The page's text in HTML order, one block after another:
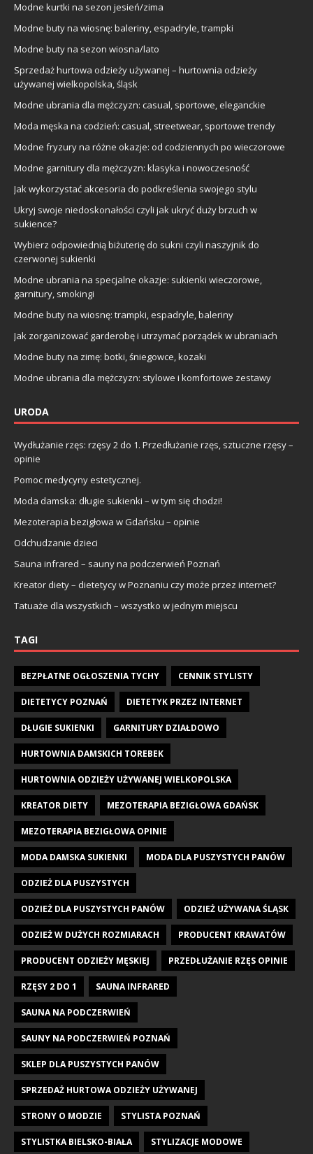
Modne kurtki na sezon jesień/zima
Modne buty na wiosnę: baleriny, espadryle, trampki
Modne buty na sezon wiosna/lato
Sprzedaż hurtowa odzieży używanej – hurtownia odzieży
używanej wielkopolska, śląsk
Modne ubrania dla mężczyzn: casual, sportowe, eleganckie
Moda męska na codzień: casual, streetwear, sportowe trendy
Modne fryzury na różne okazje: od codziennych po wieczorowe
Modne garnitury dla mężczyzn: klasyka i nowoczesność
Jak wykorzystać akcesoria do podkreślenia swojego stylu
Ukryj swoje niedoskonałości czyli jak ukryć duży brzuch w
sukience?
Wybierz odpowiednią biżuterię do sukni czyli naszyjnik do
czerwonej sukienki
Modne ubrania na specjalne okazje: sukienki wieczorowe,
garnitury, smokingi
Modne buty na wiosnę: trampki, espadryle, baleriny
Jak zorganizować garderobę i utrzymać porządek w ubraniach
Modne buty na zimę: botki, śniegowce, kozaki
Modne ubrania dla mężczyzn: stylowe i komfortowe zestawy
URODA
Wydłużanie rzęs: rzęsy 2 do 1. Przedłużanie rzęs, sztuczne rzęsy –
opinie
Pomoc medycyny estetycznej.
Moda damska: długie sukienki – w tym się chodzi!
Mezoterapia bezigłowa w Gdańsku – opinie
Odchudzanie dzieci
Sauna infrared – sauny na podczerwień Poznań
Kreator diety – dietetycy w Poznaniu czy może przez internet?
Tatuaże dla wszystkich – wszystko w jednym miejscu
TAGI
BEZPŁATNE OGŁOSZENIA TYCHY CENNIK STYLISTY
DIETETYCY POZNAŃ DIETETYK PRZEZ INTERNET
DŁUGIE SUKIENKI GARNITURY DZIAŁDOWO
HURTOWNIA DAMSKICH TOREBEK
HURTOWNIA ODZIEŻY UŻYWANEJ WIELKOPOLSKA
KREATOR DIETY MEZOTERAPIA BEZIGŁOWA GDAŃSK
MEZOTERAPIA BEZIGŁOWA OPINIE
MODA DAMSKA SUKIENKI MODA DLA PUSZYSTYCH PANÓW
ODZIEŻ DLA PUSZYSTYCH
ODZIEŻ DLA PUSZYSTYCH PANÓW ODZIEŻ UŻYWANA ŚLĄSK
ODZIEŻ W DUŻYCH ROZMIARACH PRODUCENT KRAWATÓW
PRODUCENT ODZIEŻY MĘSKIEJ PRZEDŁUŻANIE RZĘS OPINIE
RZĘSY 2 DO 1 SAUNA INFRARED
SAUNA NA PODCZERWIEŃ
SAUNY NA PODCZERWIEŃ POZNAŃ
SKLEP DLA PUSZYSTYCH PANÓW
SPRZEDAŻ HURTOWA ODZIEŻY UŻYWANEJ
STRONY O MODZIE STYLISTA POZNAŃ
STYLISTKA BIELSKO-BIAŁA STYLIZACJE MODOWE